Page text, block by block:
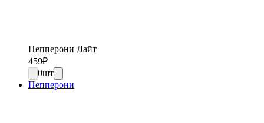
Пепперони Лайт
459₽
0шт
Пепперони